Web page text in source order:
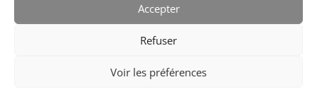
Accepter
Refuser
Voir les préférences